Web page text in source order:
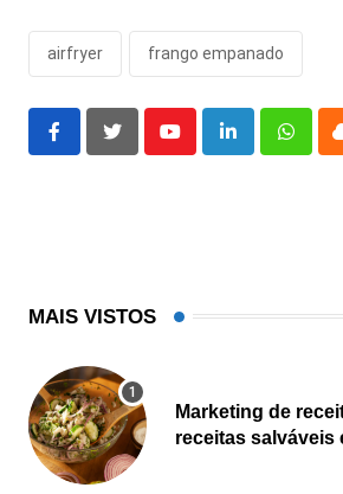
airfryer frango empanado
YoutubeLinkedIn
MAIS VISTOS
Marketing de
receitas salváveis